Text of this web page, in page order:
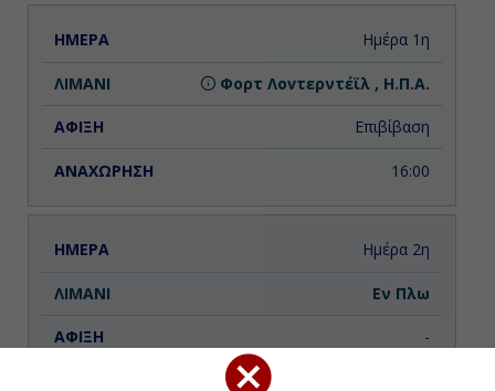
ΗΜΕΡΑ ΑΝΑΧΩΡΗΣΗ
Ημέρα 1η
Φορτ Λοvτερντέϊλ , Η.Π.Α.
Επιβίβαση
16:00
Ημέρα 2η
Εν Πλω
-